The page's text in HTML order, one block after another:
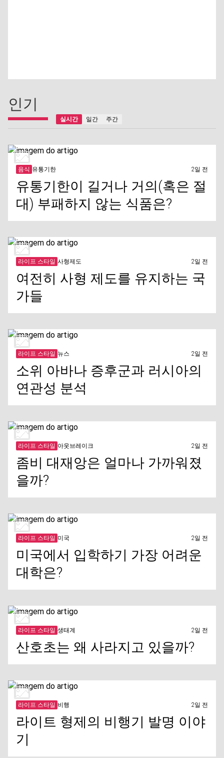
인기
실시간 일간 주간
음식 유통기한 2일 전
유통기한이 길거나 거의(혹은 절
대) 부패하지 않는 식품은?
라이프 스타일 사형제도 2일 전
여전히 사형 제도를 유지하는 국
가들
라이프 스타일 뉴스 2일 전
소위 아바나 증후군과 러시아의
연관성 분석
라이프 스타일 아웃브레이크 2일 전
좀비 대재앙은 얼마나 가까워졌
을까?
라이프 스타일 미국 2일 전
미국에서 입학하기 가장 어려운
대학은?
라이프 스타일 생태계 2일 전
산호초는 왜 사라지고 있을까?
라이프 스타일 비행 2일 전
라이트 형제의 비행기 발명 이야
기